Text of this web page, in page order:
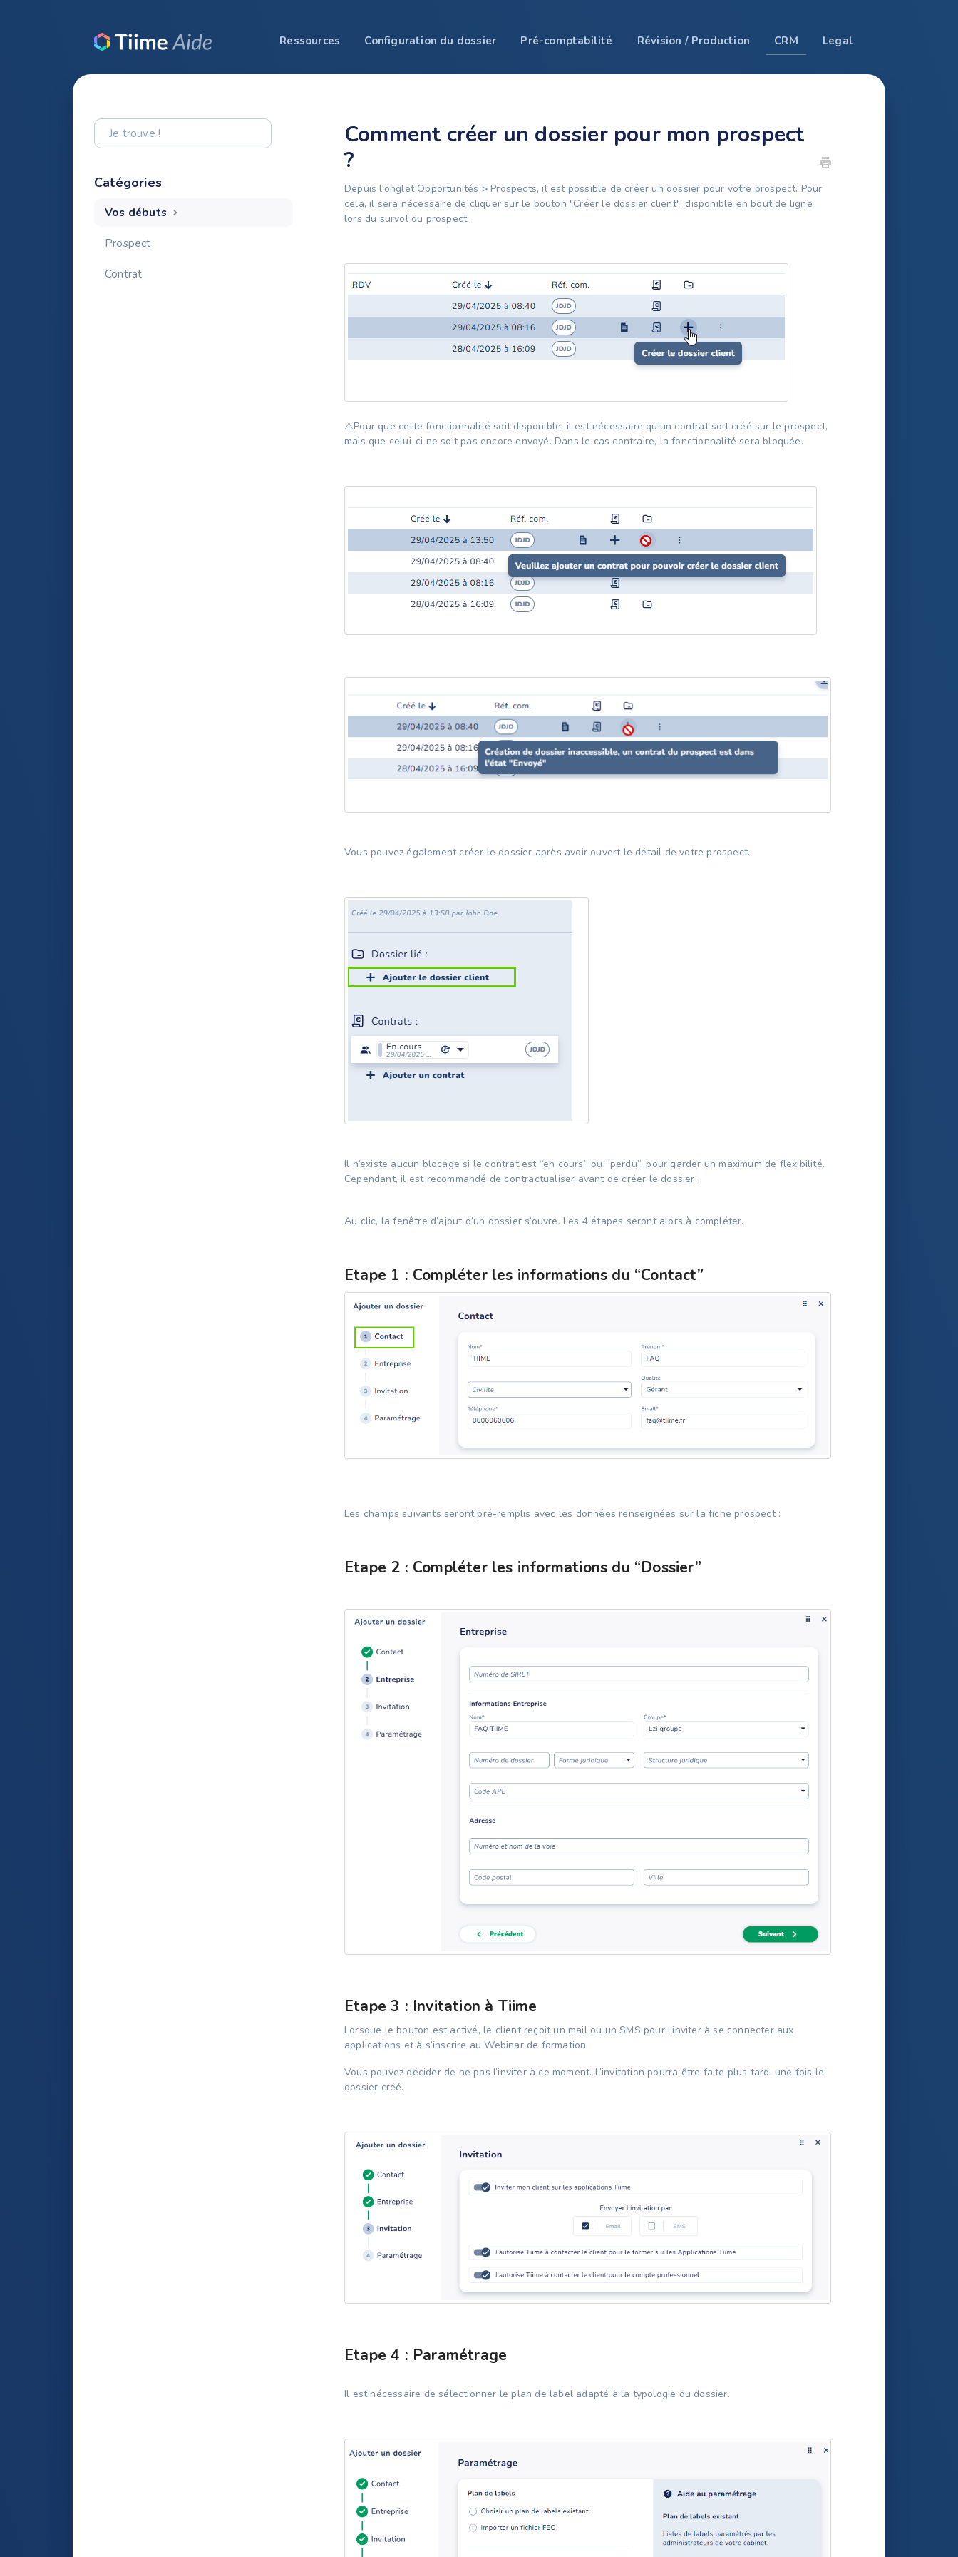
Ressources Configuration du dossier Pré-comptabilité Révision / Production CRM Legal
Comment créer un dossier pour mon prospect
?
Depuis l'onglet Opportunités > Prospects, il est possible de créer un dossier pour votre prospect. Pour
cela, il sera nécessaire de cliquer sur le bouton "Créer le dossier client", disponible en bout de ligne
lors du survol du prospect.
⚠️Pour que cette fonctionnalité soit disponible, il est nécessaire qu'un contrat soit créé sur le prospect,
mais que celui-ci ne soit pas encore envoyé. Dans le cas contraire, la fonctionnalité sera bloquée.
Vous pouvez également créer le dossier après avoir ouvert le détail de votre prospect.
Il n’existe aucun blocage si le contrat est “en cours” ou “perdu”, pour garder un maximum de flexibilité.
Cependant, il est recommandé de contractualiser avant de créer le dossier.
Au clic, la fenêtre d’ajout d’un dossier s’ouvre. Les 4 étapes seront alors à compléter.
Etape 1 : Compléter les informations du “Contact”
Les champs suivants seront pré-remplis avec les données renseignées sur la fiche prospect :
Etape 2 : Compléter les informations du “Dossier”
Etape 3 : Invitation à Tiime
Lorsque le bouton est activé, le client reçoit un mail ou un SMS pour l’inviter à se connecter aux
applications et à s’inscrire au Webinar de formation.
Vous pouvez décider de ne pas l’inviter à ce moment. L’invitation pourra être faite plus tard, une fois le
dossier créé.
Etape 4 : Paramétrage
Il est nécessaire de sélectionner le plan de label adapté à la typologie du dossier.
Search
Catégories
Vos débuts
Prospect
Contrat